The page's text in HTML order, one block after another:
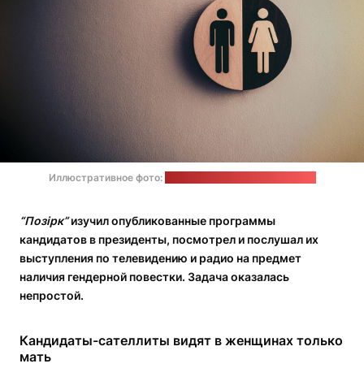
Иллюстративное фото:
“Позірк”изучилопубликованные программы
кандидатов в президенты, посмотрел и послушал их
выступления по телевидению и радио на предмет
наличия гендерной повестки. Задача оказалась
непростой.
Кандидаты-сателлиты видят в женщинах только
мать